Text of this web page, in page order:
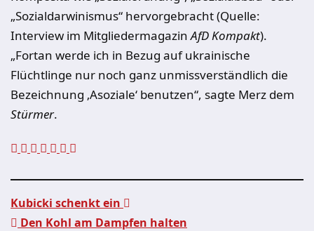
„Sozialdarwinismus“ hervorgebracht (Quelle:
Interview im MitgliedermagazinAfD Kompakt).
„Fortan werde ich in Bezug auf ukrainische
Flüchtlinge nur noch ganz unmissverständlich die
Bezeichnung ‚Asoziale‘ benutzen“, sagte Merz dem
Stürmer.
Kubicki schenkt ein
Den Kohl am Dampfen halten